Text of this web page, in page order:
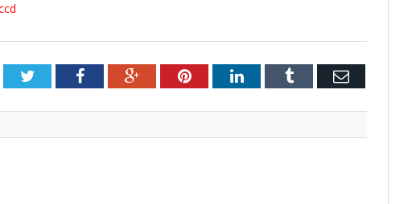
TwitterFacebookGoogle+PinterestLinkedInTumblr Email